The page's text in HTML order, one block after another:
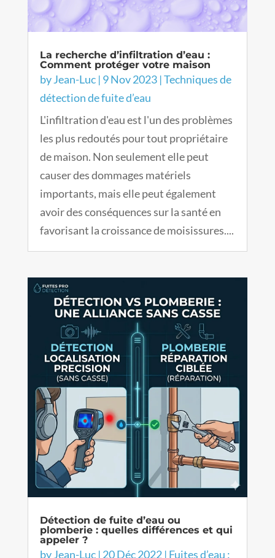
La recherche d’infiltration d’eau :
Comment protéger votre maison
byJean-Luc| 9 Nov 2023|Techniques de
détection de fuite d’eau
L'infiltration d'eau est l'un des problèmes
les plus redoutés pour tout propriétaire
de maison. Non seulement elle peut
causer des dommages matériels
importants, mais elle peut également
avoir des conséquences sur la santé en
favorisant la croissance de moisissures....
Détection de fuite d’eau ou
plomberie : quelles différences et qui
appeler ?
byJean-Luc| 20 Déc 2022| Fuites d’eau :